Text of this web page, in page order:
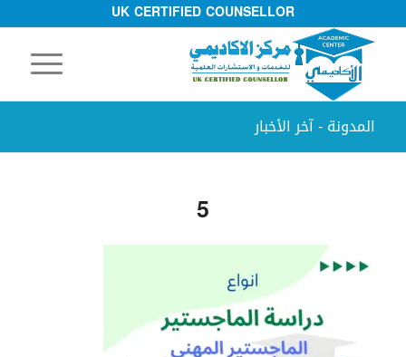
UK CERTIFIED COUNSELLOR
المدونة - آخر الأخبار
5